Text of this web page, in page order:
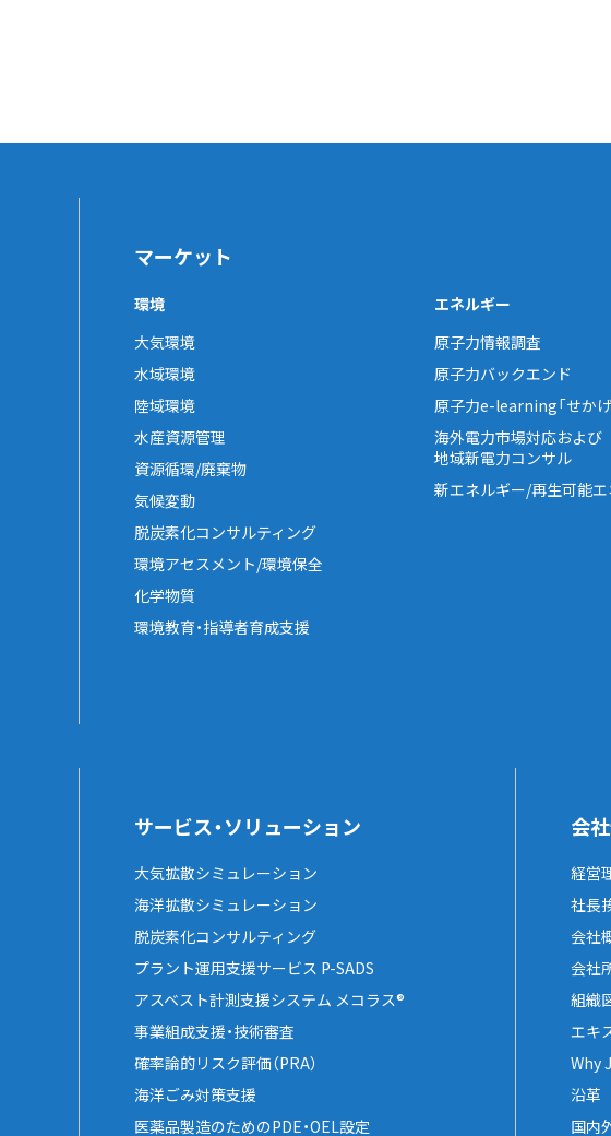
マーケット
環境
大気環境
水域環境
陸域環境
水産資源管理
資源循環/廃棄物
気候変動
脱炭素化コンサルティング
環境アセスメント/環境保全
化学物質
環境教育・指導者育成支援
エネルギー
原子力情報調査
原子力バックエンド
原子力e-learning「せかげ
海外電力市場対応および
地域新電力コンサル
新エネルギー/再生可能
サービス・ソリューション
大気拡散シミュレーション
海洋拡散シミュレーション
脱炭素化コンサルティング
プラント運用支援サービス P-SADS
アスベスト計測支援システム メコラス®
事業組成支援・技術審査
確率論的リスク評価（PRA）
海洋ごみ対策支援
医薬品製造のためのPDE・OEL設定
会
経営
社長
会社
会社
組織
エキ
Why
沿革
国内